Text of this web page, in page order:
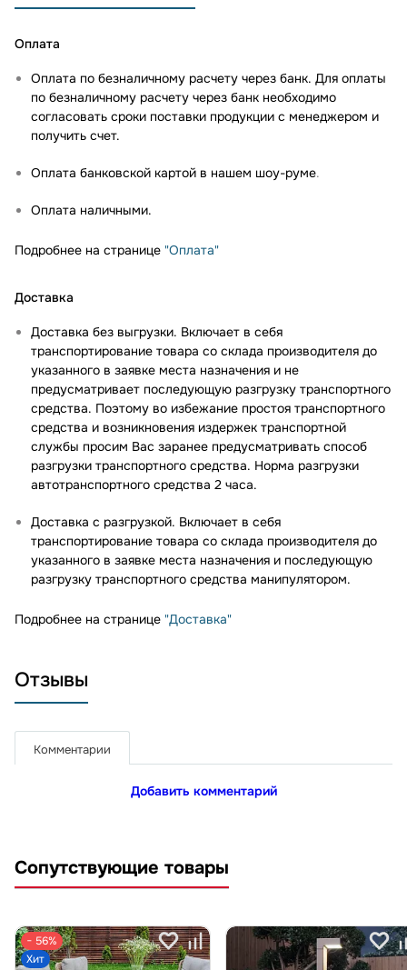
Оплата
Оплата по безналичному расчету через банк. Для оплаты
по безналичному расчету через банк необходимо
согласовать сроки поставки продукции с менеджером и
получить счет.
Оплата банковской картой в нашем шоу-руме.
Оплата наличными.
Подробнее на странице "Оплата"
Доставка
Доставка без выгрузки. Включает в себя
транспортирование товара со склада производителя до
указанного в заявке места назначения и не
предусматривает последующую разгрузку транспортного
средства. Поэтому во избежание простоя транспортного
средства и возникновения издержек транспортной
службы просим Вас заранее предусматривать способ
разгрузки транспортного средства. Норма разгрузки
автотранспортного средства 2 часа.
Доставка с разгрузкой. Включает в себя
транспортирование товара со склада производителя до
указанного в заявке места назначения и последующую
разгрузку транспортного средства манипулятором.
Подробнее на странице "Доставка"
Отзывы
Комментарии
Добавить комментарий
Сопутствующие товары
− 56%
Хит